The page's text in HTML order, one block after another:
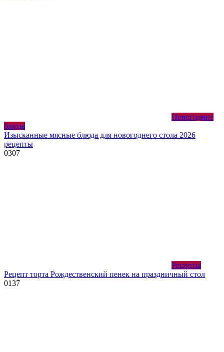
Новогодние
блюда
Изысканные мясные блюда для новогоднего стола 2026
рецепты
0307
Рецепты
Рецепт торта Рождественский пенек на праздничный стол
0137